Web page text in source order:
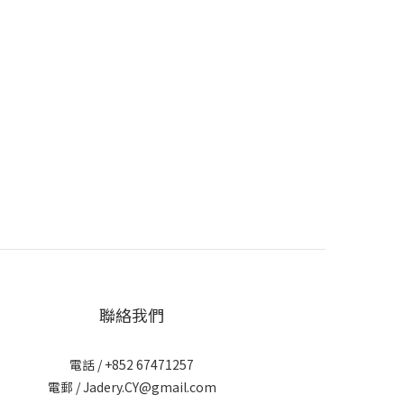
聯絡我們
電話 / +852 67471257
電郵 / Jadery.CY@gmail.com